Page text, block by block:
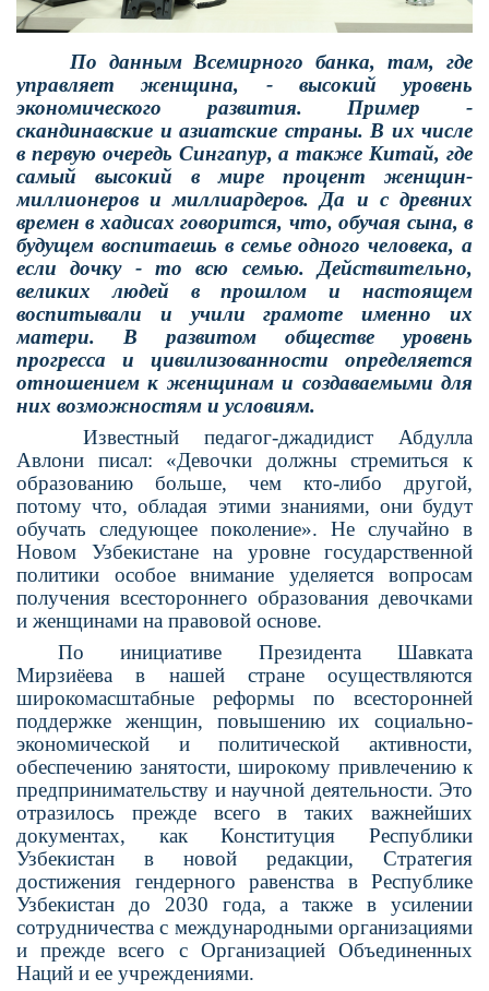
По данным Всемирного банка, там, где
управляет женщина, - высокий уровень
экономического развития. Пример -
скандинавские и азиатские страны. В их числе
в первую очередь Сингапур, а также Китай, где
самый высокий в мире процент женщин-
миллионеров и миллиардеров. Да и с древних
времен в хадисах говорится, что, обучая сына, в
будущем воспитаешь в семье одного человека, а
если дочку - то всю семью. Действительно,
великих людей в прошлом и настоящем
воспитывали и учили грамоте именно их
матери. В развитом обществе уровень
прогресса и цивилизованности определяется
отношением к женщинам и создаваемыми для
них возможностям и условиям.
Известный педагог-джадидист Абдулла
Авлони писал: «Девочки должны стремиться к
образованию больше, чем кто-либо другой,
потому что, обладая этими знаниями, они будут
обучать следующее поколение». Не случайно в
Новом Узбекистане на уровне государственной
политики особое внимание уделяется вопросам
получения всестороннего образования девочками
и женщинами на правовой основе.
По инициативе Президента Шавката
Мирзиёева в нашей стране осуществляются
широкомасштабные реформы по всесторонней
поддержке женщин, повышению их социаль­но-
экономической и политической активности,
обеспечению занятости, широкому при­влечению к
предпринимательству и научной деятельности. Это
отразилось прежде всего в таких важнейших
документах, как Конститу­ция Республики
Узбекистан в новой редакции, Стратегия
достижения гендерного равенства в Республике
Узбекистан до 2030 года, а также в усилении
сотрудничества с международными организациями
и прежде всего с Организацией Объединенных
Наций и ее учреждениями.